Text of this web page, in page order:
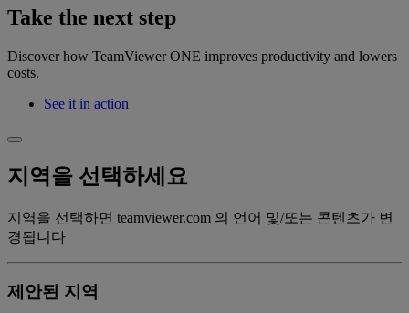
Take the next step
Discover how TeamViewer ONE improves productivity and lowers
costs.
See it in action
지역을 선택하세요
지역을 선택하면 teamviewer.com 의 언어 및/또는 콘텐츠가 변
경됩니다
제안된 지역